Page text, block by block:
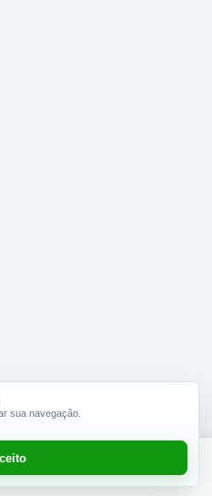
Adicionar R$ 16.90
sua navegação.